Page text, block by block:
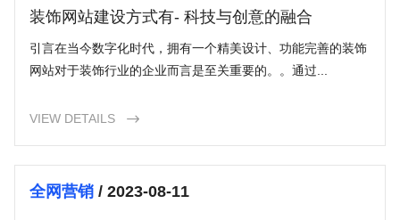
装饰网站建设方式有- 科技与创意的融合
引言在当今数字化时代，拥有一个精美设计、功能完善的装饰
网站对于装饰行业的企业而言是至关重要的。。通过...
VIEW DETAILS 
全网营销/ 2023-08-11